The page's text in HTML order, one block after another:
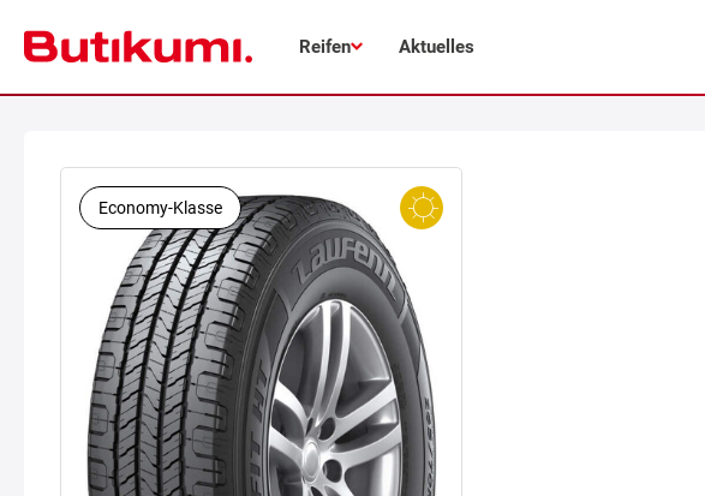
Reifen Aktuelles
Economy-Klasse